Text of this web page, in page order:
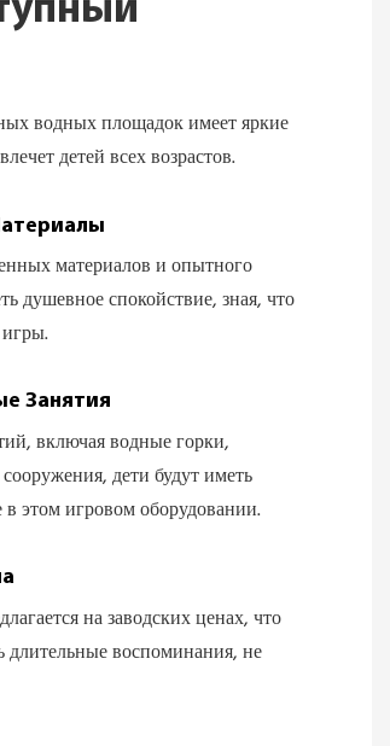
водных площадок имеет яркие
детей всех возрастов.
материалов и опытного
душевное спокойствие, зная, что
Занятия
включая водные горки,
дети будут иметь
в этом игровом оборудовании.
на заводских ценах, что
длительные воспоминания, не